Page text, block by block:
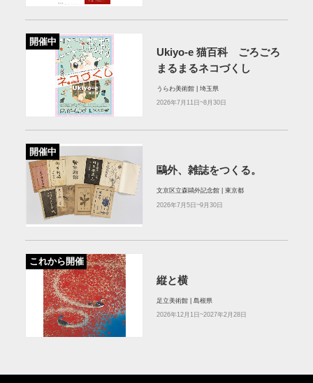
開催中
Ukiyo-e 猫百科 ごろごろ
まるまるネコづくし
うらわ美術館 | 埼玉県
2026年7月11日~8月30日
開催中
鷗外、雑誌をつくる。
文京区立森鷗外記念館 | 東京都
2026年7月5日~9月30日
これから開催
縦と横
足立美術館 | 島根県
2026年12月1日~2027年2月28日